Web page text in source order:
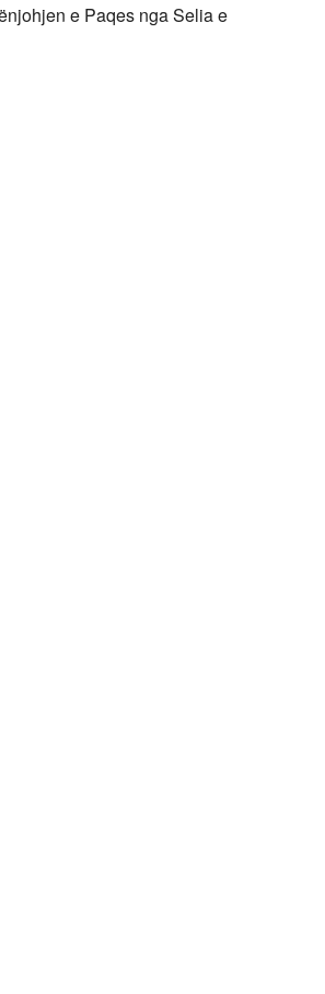
e Paqes nga Selia e